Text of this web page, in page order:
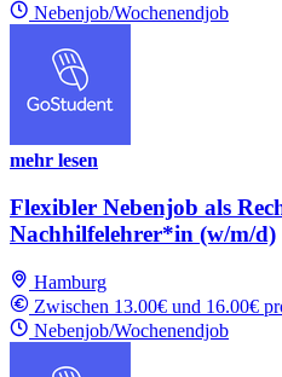
Nebenjob/Wochenendjob
mehr lesen
Flexibler Nebenjob als
Nachhilfelehrer*in (w/m/d)
Hamburg
Zwischen 13.00€ und 16.00€
Nebenjob/Wochenendjob